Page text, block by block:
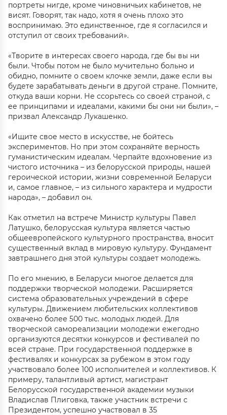
портреты нигде, кроме чиновничьих кабинетов, не
висят. Говорят, так надо, хотя я очень плохо это
воспринимаю. Это единственное, где я согласился и
отступил от своих требований».
«Творите в интересах своего народа, где бы вы ни
были. Чтобы потом не было мучительно больно и
обидно, помните о своем клочке земли, даже если вы
будете зарабатывать деньги в другой стране. Помните,
откуда ваши корни. Не ссорьтесь со своей страной, с
ее принципами и идеалами, какими бы они ни были», –
призвал Александр Лукашенко.
«Ищите свое место в искусстве, не бойтесь
экспериментов. Но при этом сохраняйте верность
гуманистическим идеалам. Черпайте вдохновение из
чистого источника – из белорусской природы, нашей
героической истории, жизни современной Беларуси
и, самое главное, – из сильного характера и мудрости
народа», – добавил он.
Как отметил на встрече Министр культуры Павел
Латушко, белорусская культура является частью
общеевропейского культурного пространства, вносит
существенный вклад в мировую культуру. Фундамент
завтрашнего дня этой культуры создает молодежь.
По его мнению, в Беларуси многое делается для
поддержки творческой молодежи. Расширяется
система образовательных учреждений в сфере
культуры. Движением любительских коллективов
охвачено более 500 тыс. молодых людей. Для
творческой самореализации молодежи ежегодно
организуются десятки конкурсов и фестивалей по
всей стране. При государственной поддержке в
фестивалях и конкурсах за рубежом в этом году
участвовало более 100 исполнителей и коллективов. К
примеру, талантливый артист, магистрант
Белорусской государственной академии музыки
Владислав Плиговка, также участник встречи с
Президентом, успешно участвовал в 35